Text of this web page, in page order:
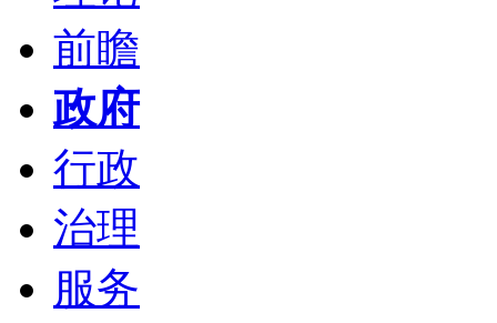
前瞻
政府
行政
治理
服务